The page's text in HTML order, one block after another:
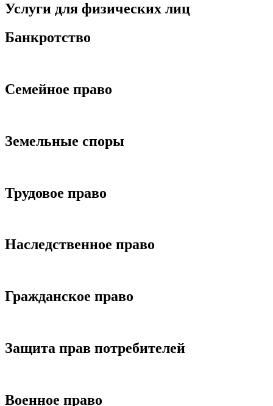
Услуги для физических лиц
Банкротство
Семейное право
Земельные споры
Трудовое право
Наследственное право
Гражданское право
Защита прав потребителей
Военное право